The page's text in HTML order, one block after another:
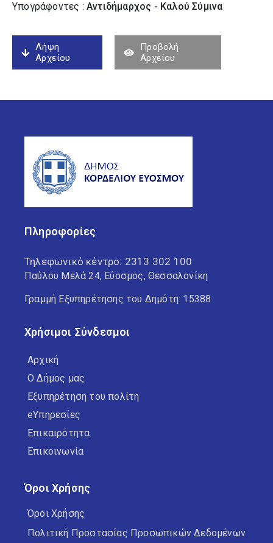
Υπογράφοντες : Αντιδήμαρχος - Καλού Σύµινα
Λήψη
Αρχείου
Προβολή
Αρχείου
Πληροφορίες
Τηλεφωνικό κέντρο: 2313 302 100
Παύλου Μελά 24, Εύοσμος, Θεσσαλονίκη
Γραμμή Εξυπηρέτησης του Δημότη: 15388
Χρήσιμοι Σύνδεσμοι
Αρχική
Ο Δήμος μας
Εξυπηρέτηση του πολίτη
eΥπηρεσίες
Επικαιρότητα
Επικοινωνία
Όροι Χρήσης
Όροι Χρήσης
Πολιτική Προστασίας Προσωπικών Δεδομένων